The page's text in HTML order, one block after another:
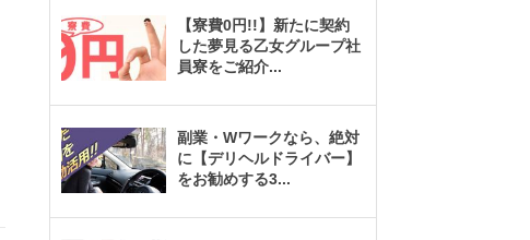
【寮費0円!!】新たに契約
した夢見る乙女グループ社
員寮をご紹介...
副業・Wワークなら、絶対
に【デリヘルドライバー】
をお勧めする3...